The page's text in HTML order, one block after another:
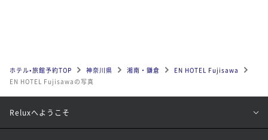
ホテル•旅館予約TOP 神奈川県 湘南・鎌倉
EN HOTEL Fujisawa
EN HOTEL Fujisawaの写真
Reluxへようこそ